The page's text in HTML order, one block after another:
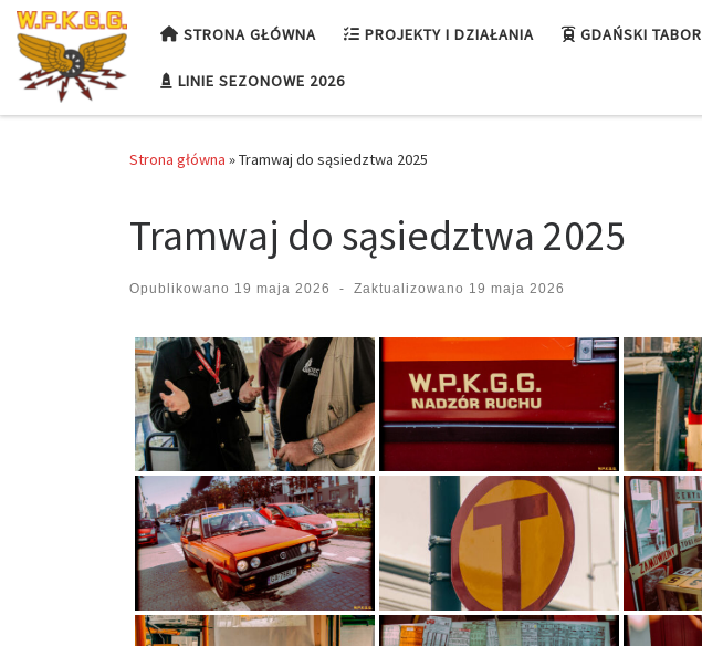
Przejdź do treści STRONA GŁÓWNA PROJEKTY I DZIAŁANIA GDAŃSKI TABOR
LINIE SEZONOWE 2026
Strona główna »Tramwaj do sąsiedztwa 2025
Tramwaj do sąsiedztwa 2025
Opublikowano 19 maja 2026 - Zaktualizowano 19 maja 2026